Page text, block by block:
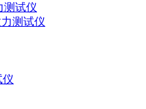
测试仪
测试仪
仪